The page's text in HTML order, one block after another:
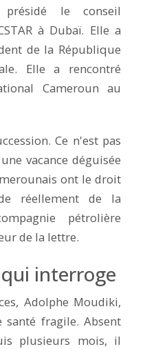
le conseil
à Dubaï. Elle a
de la République
Elle a rencontré
Cameroun au
Ce n'est pas
vacance déguisée
ont le droit
réellement de la
pétrolière
de la lettre.
interroge
Adolphe Moudiki,
fragile. Absent
plusieurs mois, il